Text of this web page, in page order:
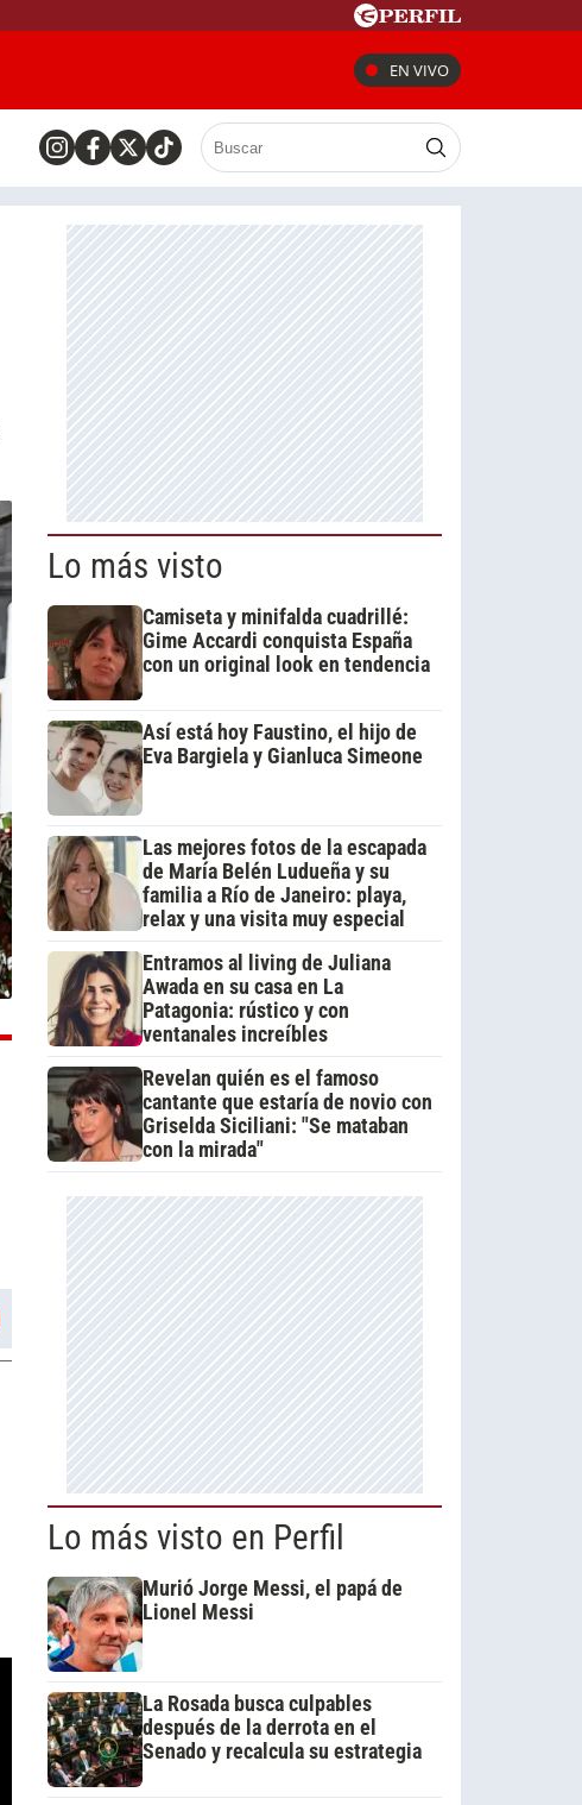
EN VIVO
Lo más visto
Camiseta y minifalda cuadrillé:
Gime Accardi conquista España
con un original look en tendencia
Así está hoy Faustino, el hijo de
Eva Bargiela y Gianluca Simeone
Las mejores fotos de la escapada
de María Belén Ludueña y su
familia a Río de Janeiro: playa,
relax y una visita muy especial
Entramos al living de Juliana
Awada en su casa en La
Patagonia: rústico y con
ventanales increíbles
Revelan quién es el famoso
cantante que estaría de novio con
Griselda Siciliani: "Se mataban
con la mirada"
Lo más visto en Perfil
Murió Jorge Messi, el papá de
Lionel Messi
La Rosada busca culpables
después de la derrota en el
Senado y recalcula su estrategia